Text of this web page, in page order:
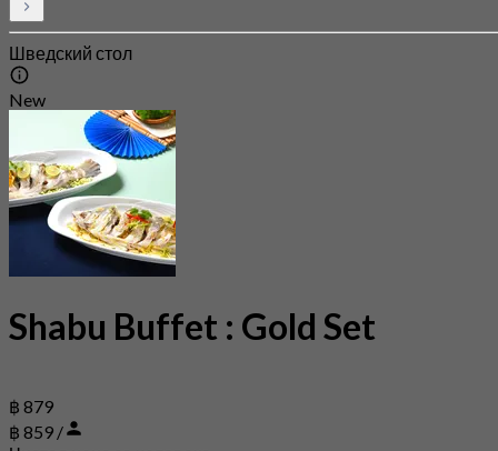
Шведский стол
New
Shabu Buffet : Gold Set
฿ 879
฿ 859 /